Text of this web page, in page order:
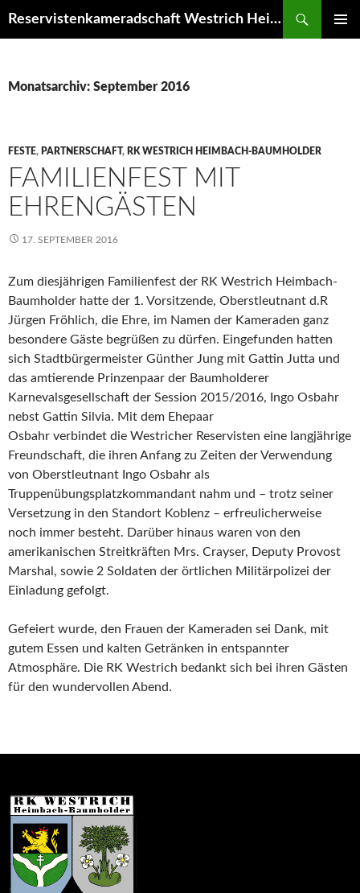
Reservistenkameradschaft Westrich Heimbach-Baumholder
Monatsarchiv: September 2016
FESTE, PARTNERSCHAFT, RK WESTRICH HEIMBACH-BAUMHOLDER
FAMILIENFEST MIT
EHRENGÄSTEN
17. SEPTEMBER 2016
Zum diesjährigen Familienfest der RK Westrich Heimbach-
Baumholder hatte der 1. Vorsitzende, Oberstleutnant d.R
Jürgen Fröhlich, die Ehre, im Namen der Kameraden ganz
besondere Gäste begrüßen zu dürfen. Eingefunden hatten
sich Stadtbürgermeister Günther Jung mit Gattin Jutta und
das amtierende Prinzenpaar der Baumholderer
Karnevalsgesellschaft der Session 2015/2016, Ingo Osbahr
nebst Gattin Silvia. Mit dem Ehepaar
Osbahr verbindet die Westricher Reservisten eine langjährige
Freundschaft, die ihren Anfang zu Zeiten der Verwendung
von Oberstleutnant Ingo Osbahr als
Truppenübungsplatzkommandant nahm und – trotz seiner
Versetzung in den Standort Koblenz – erfreulicherweise
noch immer besteht. Darüber hinaus waren von den
amerikanischen Streitkräften Mrs. Crayser, Deputy Provost
Marshal, sowie 2 Soldaten der örtlichen Militärpolizei der
Einladung gefolgt.
Gefeiert wurde, den Frauen der Kameraden sei Dank, mit
gutem Essen und kalten Getränken in entspannter
Atmosphäre. Die RK Westrich bedankt sich bei ihren Gästen
für den wundervollen Abend.